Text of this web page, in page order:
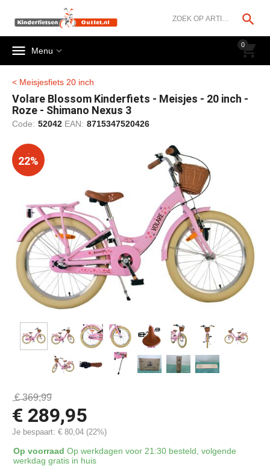

0

 Menu 
< Meisjesfiets 20 inch
Volare Blossom Kinderfiets - Meisjes - 20 inch -
Roze - Shimano Nexus 3
Code: 52042 EAN: 8715347520426
-
22%
€369,99
€ 289,95
Je bespaart: € 80,04 (22%)
Op voorraad Op werkdagen voor 21:30 besteld, volgende
werkdag gratis in huis